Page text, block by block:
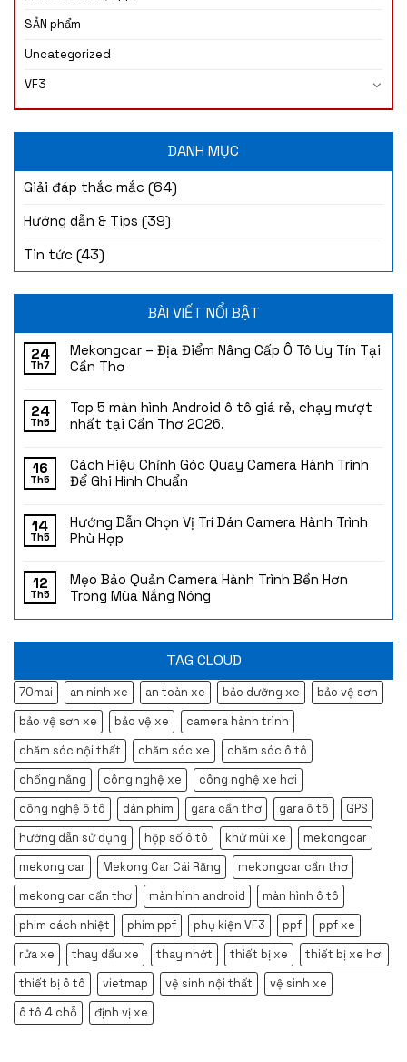
SẢN phẩm
Uncategorized
VF3
DANH MỤC
Giải đáp thắc mắc (64)
Hướng dẫn & Tips (39)
Tin tức (43)
BÀI VIẾT NỔI BẬT
24
Th7
Mekongcar – Địa Điểm Nâng Cấp Ô Tô Uy Tín Tại
Cần Thơ
24
Th5
Top 5 màn hình Android ô tô giá rẻ, chạy mượt
nhất tại Cần Thơ 2026.
16
Th5
Cách Hiệu Chỉnh Góc Quay Camera Hành Trình
Để Ghi Hình Chuẩn
14
Th5
Hướng Dẫn Chọn Vị Trí Dán Camera Hành Trình
Phù Hợp
12
Th5
Mẹo Bảo Quản Camera Hành Trình Bền Hơn
Trong Mùa Nắng Nóng
TAG CLOUD
70mai an ninh xe an toàn xe bảo dưỡng xe
bảo vệ sơn
bảo vệ sơn xe
bảo vệ xe
camera hành trình
chăm sóc nội thất
chăm sóc xe
chăm sóc ô tô
chống nắng
công nghệ xe
công nghệ xe hơi
công nghệ ô tô
dán phim gara cần thơ gara ô tô
GPS
hướng dẫn sử dụng
hộp số ô tô khử mùi xe
mekongcar
mekong car
Mekong Car Cái Răng
mekongcar cần thơ
mekong car cần thơ
màn hình android
màn hình ô tô
phim cách nhiệt
phim ppf phụ kiện VF3 ppf
ppf xe
rửa xe
thay dầu xe thay nhớt thiết bị xe
thiết bị xe hơi
thiết bị ô tô
vietmap vệ sinh nội thất
vệ sinh xe
ô tô 4 chỗ
định vị xe